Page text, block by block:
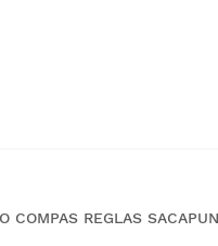
COMPAS REGLAS